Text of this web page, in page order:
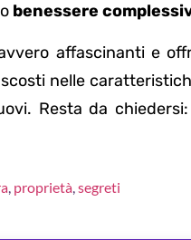
benessere
affascinanti e
nelle
Resta da
, proprietà,segreti